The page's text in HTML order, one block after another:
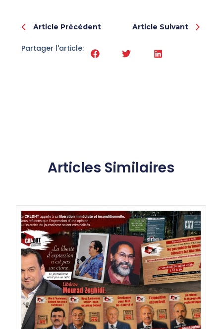
Article Précédent Article Suivant
Partager l'article:
Articles Similaires